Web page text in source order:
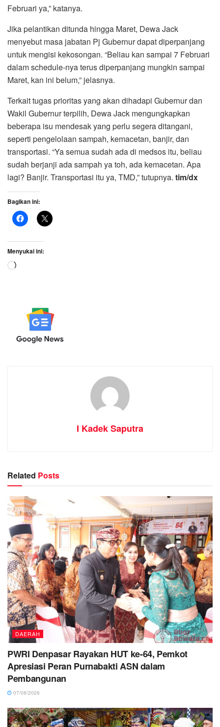
Februari ya,” katanya.
Jika pelantikan ditunda hingga Maret, Dewa Jack
menyebut masa jabatan Pj Gubernur dapat diperpanjang
untuk mengisi kekosongan. “Beliau kan sampai 7 Februari
dalam schedule-nya terus diperpanjang mungkin sampai
Maret, kan ini belum,” jelasnya.
Terkait tugas prioritas yang akan dihadapi Gubernur dan
Wakil Gubernur terpilih, Dewa Jack mengungkapkan
beberapa isu mendesak yang perlu segera ditangani,
seperti pengelolaan sampah, kemacetan, banjir, dan
transportasi. “Ya semua sudah ada di medsos itu, beliau
sudah berjanji ada sampah ya toh, ada kemacetan. Apa
lagi? Banjir. Transportasi itu ya, TMD,” tutupnya. tim/dx
Bagikan ini:
Menyukai ini:
Memuat...
I Kadek Saputra
Related Posts
DAERAH
PWRI Denpasar Rayakan HUT ke-64, Pemkot
Apresiasi Peran Purnabakti ASN dalam
Pembangunan
07/08/2026